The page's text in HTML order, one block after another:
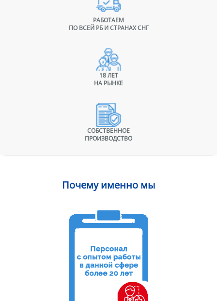
РАБОТАЕМ
ПО ВСЕЙ РБ И СТРАНАХ СНГ
18 ЛЕТ
НА РЫНКЕ
СОБСТВЕННОЕ
ПРОИЗВОДСТВО
Почему именно мы